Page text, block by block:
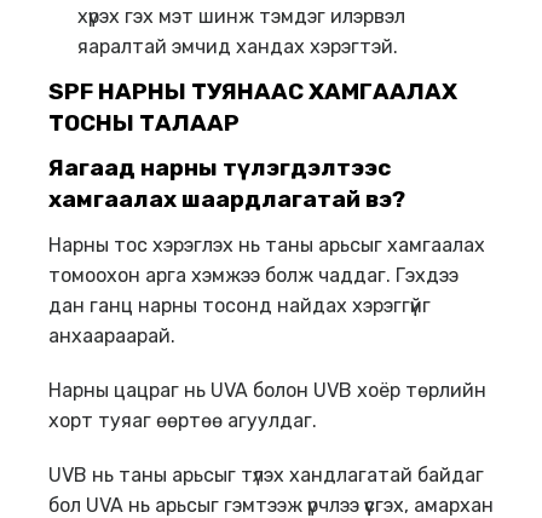
хүрэх гэх мэт шинж тэмдэг илэрвэл
яаралтай эмчид хандах хэрэгтэй.
SPF НАРНЫ ТУЯНААС ХАМГААЛАХ
ТОСНЫ ТАЛААР
Яагаад нарны түлэгдэлтээс
хамгаалах шаардлагатай вэ?
Нарны тос хэрэглэх нь таны арьсыг хамгаалах
томоохон арга хэмжээ болж чаддаг. Гэхдээ
дан ганц нарны тосонд найдах хэрэггүйг
анхаараарай.
Нарны цацраг нь UVA болон UVB хоёр төрлийн
хорт туяаг өөртөө агуулдаг.
UVB нь таны арьсыг түлэх хандлагатай байдаг
бол UVA нь арьсыг гэмтээж үрчлээ үүсгэх, амархан